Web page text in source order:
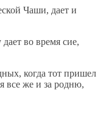
Чаши, дает и
во время сие,
когда тот пришел
все же и за родню,